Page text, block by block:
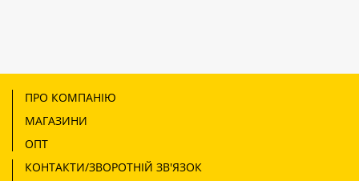
ПРО КОМПАНІЮ
МАГАЗИНИ
ОПТ
КОНТАКТИ/ЗВОРОТНІЙ ЗВ'ЯЗОК